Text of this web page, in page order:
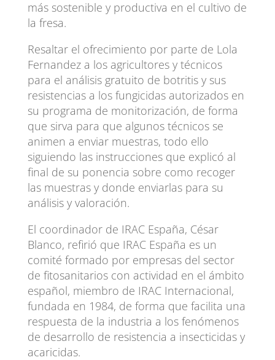
más sostenible y productiva en el cultivo de
la fresa.
Resaltar el ofrecimiento por parte de Lola
Fernandez a los agricultores y técnicos
para el análisis gratuito de botritis y sus
resistencias a los fungicidas autorizados en
su programa de monitorización, de forma
que sirva para que algunos técnicos se
animen a enviar muestras, todo ello
siguiendo las instrucciones que explicó al
final de su ponencia sobre como recoger
las muestras y donde enviarlas para su
análisis y valoración.
El coordinador de IRAC España, César
Blanco, refirió que IRAC España es un
comité formado por empresas del sector
de fitosanitarios con actividad en el ámbito
español, miembro de IRAC Internacional,
fundada en 1984, de forma que facilita una
respuesta de la industria a los fenómenos
de desarrollo de resistencia a insecticidas y
acaricidas.